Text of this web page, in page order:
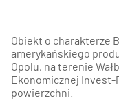
Obiekt o charakterze
amerykańskiego
Opolu, na terenie
Ekonomicznej Invest-
powierzchni.